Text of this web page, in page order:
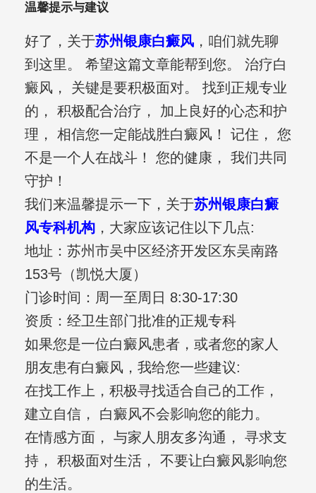
温馨提示与建议
好了，关于苏州银康白癜风，咱们就先聊
到这里。 希望这篇文章能帮到您。 治疗白
癜风， 关键是要积极面对。 找到正规专业
的， 积极配合治疗， 加上良好的心态和护
理， 相信您一定能战胜白癜风！ 记住， 您
不是一个人在战斗！ 您的健康， 我们共同
守护！
我们来温馨提示一下，关于苏州银康白癜
风专科机构，大家应该记住以下几点:
地址：苏州市吴中区经济开发区东吴南路
153号（凯悦大厦）
门诊时间：周一至周日 8:30-17:30
资质：经卫生部门批准的正规专科
如果您是一位白癜风患者，或者您的家人
朋友患有白癜风，我给您一些建议:
在找工作上，积极寻找适合自己的工作，
建立自信， 白癜风不会影响您的能力。
在情感方面， 与家人朋友多沟通， 寻求支
持， 积极面对生活， 不要让白癜风影响您
的生活。